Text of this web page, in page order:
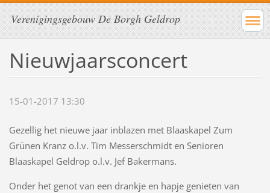
Verenigingsgebouw De Borgh Geldrop
Nieuwjaarsconcert
15-01-2017 13:30
Gezellig het nieuwe jaar inblazen met Blaaskapel Zum
Grünen Kranz o.l.v. Tim Messerschmidt en Senioren
Blaaskapel Geldrop o.l.v. Jef Bakermans.
Onder het genot van een drankje en hapje genieten van